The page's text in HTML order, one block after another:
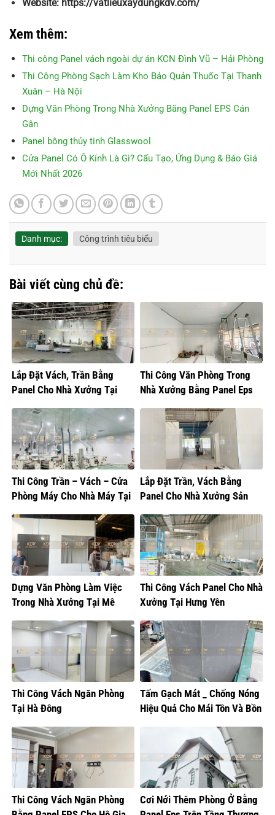
Website: https://vatlieuxaydungkdv.com/
Xem thêm:
Thi công Panel vách ngoài dự án KCN Đình Vũ – Hải Phòng
Thi Công Phòng Sạch Làm Kho Bảo Quản Thuốc Tại Thanh
Xuân – Hà Nội
Dựng Văn Phòng Trong Nhà Xưởng Bằng Panel EPS Cán
Gân
Panel bông thủy tinh Glasswool
Cửa Panel Có Ô Kính Là Gì? Cấu Tạo, Ứng Dụng & Báo Giá
Mới Nhất 2026
Danh mục: Công trình tiêu biểu
Bài viết cùng chủ đề:
Lắp Đặt Vách, Trần Bằng
Panel Cho Nhà Xưởng Tại
Thi Công Văn Phòng Trong
Nhà Xưởng Bằng Panel Eps
Thi Công Trần – Vách – Cửa
Phòng Máy Cho Nhà Máy Tại
Lắp Đặt Trần, Vách Bằng
Panel Cho Nhà Xưởng Sản
Dựng Văn Phòng Làm Việc
Trong Nhà Xưởng Tại Mê
Thi Công Vách Panel Cho Nhà
Xưởng Tại Hưng Yên
Thi Công Vách Ngăn Phòng
Tại Hà Đông
Tấm Gạch Mát _ Chống Nóng
Hiệu Quả Cho Mái Tôn Và Bồn
Thi Công Vách Ngăn Phòng
Cơi Nới Thêm Phòng Ở Bằng